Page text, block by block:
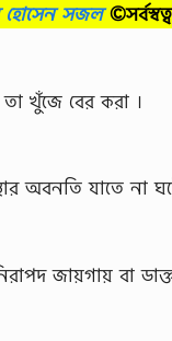
হোসেন সজল
খুঁজে বের করা ।
অবনতি যাতে না
জায়গায় বা